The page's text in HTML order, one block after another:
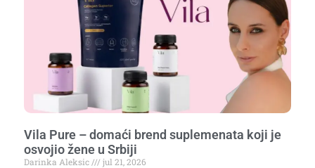
Vila Pure – domaći brend suplemenata koji je
osvojio žene u Srbiji
Darinka Aleksic jul 21, 2026